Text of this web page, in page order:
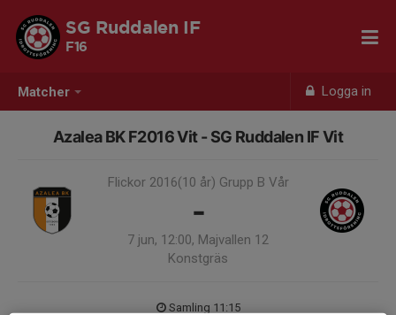
Matcher Logga in
SG Ruddalen IF
F16
Azalea BK F2016 Vit - SG Ruddalen IF Vit
Flickor 2016(10 år) Grupp B Vår
-
7 jun, 12:00, Majvallen 12
Konstgräs
Samling 11:15